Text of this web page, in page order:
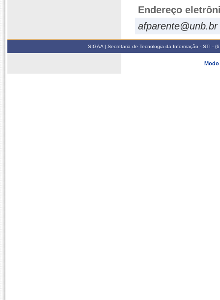
Endereço
afparente@unb.br
SIGAA | Secretaria de Tecnologia da Informação - STI -
Modo